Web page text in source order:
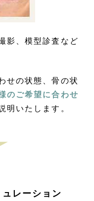
影、模型診査など
せの状態、骨の状
のご希望に合わせ
明いたします。
レーション